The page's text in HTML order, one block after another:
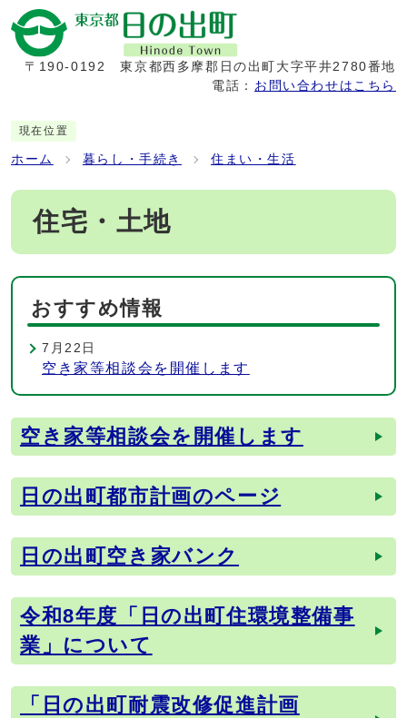
〒190-0192
東京都西多摩郡日の出町大字平井2780番地
電話： お問い合わせはこちら
現在位置
ホーム 暮らし・手続き 住まい・生活
住宅・土地
おすすめ情報
7月22日
空き家等相談会を開催します
メインメニュー
空き家等相談会を開催します
日の出町都市計画のページ
日の出町空き家バンク
令和8年度「日の出町住環境整備事
業」について
「日の出町耐震改修促進計画